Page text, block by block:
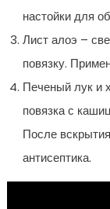
настойки для
Лист алоэ –
повязку.
Печеный лук и
повязка с
После
антисептика.